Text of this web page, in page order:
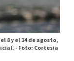
8 y el 14 de agosto,
-Foto: Cortesia